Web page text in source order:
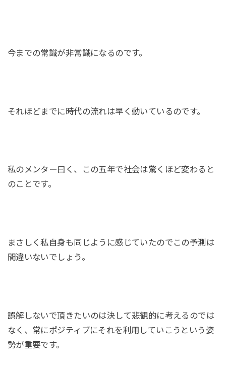
今までの常識が非常識になるのです。
それほどまでに時代の流れは早く動いているのです。
私のメンター曰く、この五年で社会は驚くほど変わると
のことです。
まさしく私自身も同じように感じていたのでこの予測は
間違いないでしょう。
誤解しないで頂きたいのは決して悲観的に考えるのでは
なく、常にポジティブにそれを利用していこうという姿
勢が重要です。